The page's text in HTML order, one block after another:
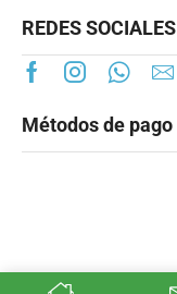
REDES SOCIALES
Métodos de pago